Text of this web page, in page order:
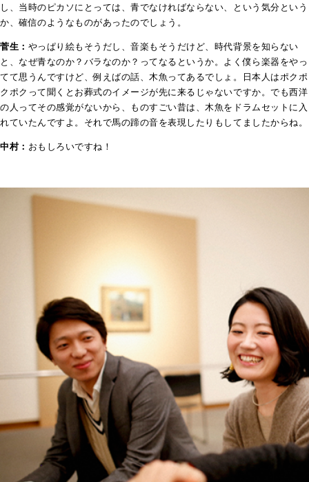
し、当時のピカソにとっては、青でなければならない、という気分という
か、確信のようなものがあったのでしょう。
菅生： やっぱり絵もそうだし、音楽もそうだけど、時代背景を知らない
と、なぜ青なのか？バラなのか？ってなるというか。よく僕ら楽器をやっ
てて思うんですけど、例えばの話、木魚ってあるでしょ。日本人はポクポ
クポクって聞くとお葬式のイメージが先に来るじゃないですか。でも西洋
の人ってその感覚がないから、ものすごい昔は、木魚をドラムセットに入
れていたんですよ。それで馬の蹄の音を表現したりもしてましたからね。
中村： おもしろいですね！